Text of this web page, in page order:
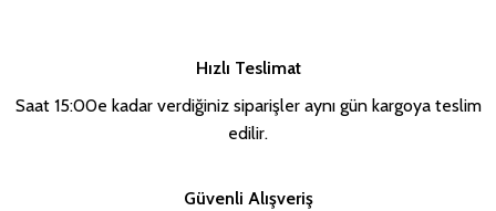
Hızlı Teslimat
Saat 15:00e kadar verdiğiniz siparişler aynı gün kargoya teslim
edilir.
Güvenli Alışveriş